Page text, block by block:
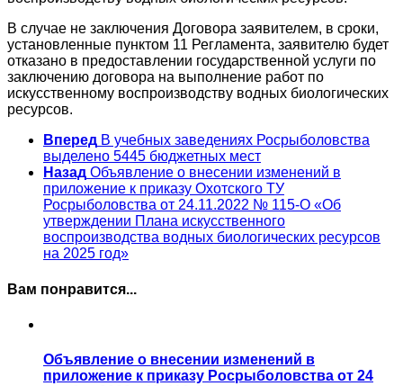
В случае не заключения Договора заявителем, в сроки,
установленные пунктом 11 Регламента, заявителю будет
отказано в предоставлении государственной услуги по
заключению договора на выполнение работ по
искусственному воспроизводству водных биологических
ресурсов.
Вперед В учебных заведениях Росрыболовства
выделено 5445 бюджетных мест
Назад Объявление о внесении изменений в
приложение к приказу Охотского ТУ
Росрыболовства от 24.11.2022 № 115-О «Об
утверждении Плана искусственного
воспроизводства водных биологических ресурсов
на 2025 год»
Вам понравится...
Объявление о внесении изменений в
приложение к приказу Росрыболовства от 24